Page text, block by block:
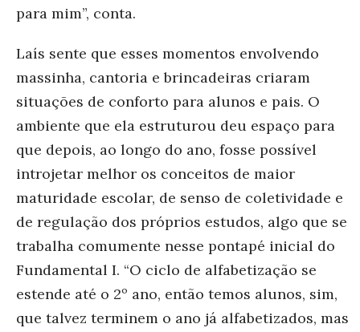
para mim”, conta.
Laís sente que esses momentos envolvendo
massinha, cantoria e brincadeiras criaram
situações de conforto para alunos e pais. O
ambiente que ela estruturou deu espaço para
que depois, ao longo do ano, fosse possível
introjetar melhor os conceitos de maior
maturidade escolar, de senso de coletividade e
de regulação dos próprios estudos, algo que se
trabalha comumente nesse pontapé inicial do
Fundamental I. “O ciclo de alfabetização se
estende até o 2º ano, então temos alunos, sim,
que talvez terminem o ano já alfabetizados, mas